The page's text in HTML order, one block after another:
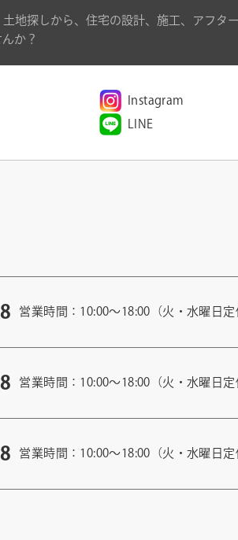
地探しから、住宅の設計、施工、アフター
か？
Instagram
LINE
営業時間：10:00〜18:00（火・水曜日定
営業時間：10:00〜18:00（火・水曜日定
営業時間：10:00〜18:00（火・水曜日定